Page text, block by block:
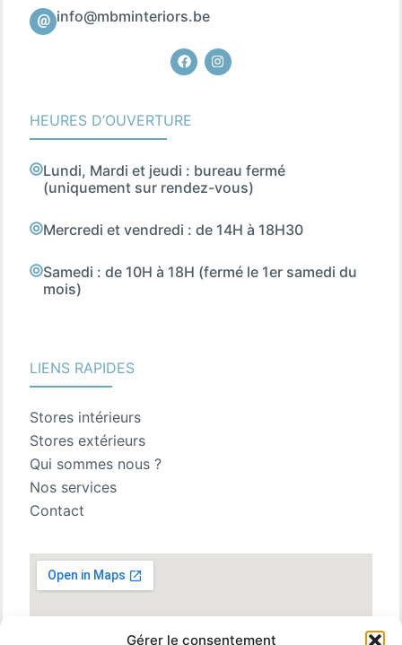
Gérer le consentement
info@mbminteriors.be
FacebookInstagram
HEURES D’OUVERTURE
Lundi, Mardi et jeudi : bureau fermé
(uniquement sur rendez-vous)
Mercredi et vendredi : de 14H à 18H30
Samedi : de 10H à 18H (fermé le 1er samedi du
mois)
LIENS RAPIDES
Stores intérieurs
Stores extérieurs
Qui sommes nous ?
Nos services
Contact